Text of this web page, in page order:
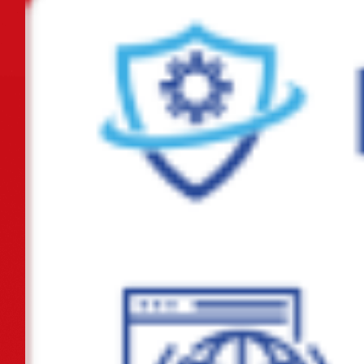
Phường Gia Viên tham dự Hội nghị trực tuyến về kết quả giải ngân vốn
đầu tư công trên địa bàn thành...
Sáng ngày 21/8/2025, Ủy ban nhân dân phường Gia Viên tổ chức kiểm
tra thực tế tại các trường học đề...
Lễ ra quân thực hiện cao điểm xây dựng địa bàn không ma túy năm
Hội nghị Bồi dưỡng lý luận chính trị năm 2025 cho đội ngũ giáo viên
các trường mầm non, tiểu học,...
chương trình phối hợp giai đoạn...
Ban hành Kế hoạch tổ chức các hoạt động ý nghĩa chào mừng Kỷ niệm
80 năm Cách mạng Tháng Tám và...